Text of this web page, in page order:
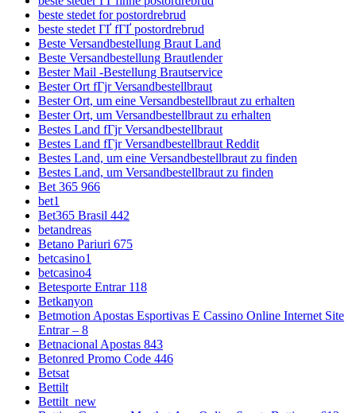
beste stedet for postordrebrud
beste stedet ГҐ fГҐ postordrebrud
Beste Versandbestellung Braut Land
Beste Versandbestellung Brautlender
Bester Mail -Bestellung Brautservice
Bester Ort fГјr Versandbestellbraut
Bester Ort, um eine Versandbestellbraut zu erhalten
Bester Ort, um Versandbestellbraut zu erhalten
Bestes Land fГјr Versandbestellbraut
Bestes Land fГјr Versandbestellbraut Reddit
Bestes Land, um eine Versandbestellbraut zu finden
Bestes Land, um Versandbestellbraut zu finden
Bet 365 966
bet1
Bet365 Brasil 442
betandreas
Betano Pariuri 675
betcasino1
betcasino4
Betesporte Entrar 118
Betkanyon
Betmotion Apostas Esportivas E Cassino Online Internet Site
Entrar – 8
Betnacional Apostas 843
Betonred Promo Code 446
Betsat
Bettilt
Bettilt_new